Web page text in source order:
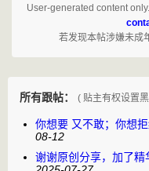
User-generated content
若发现本帖涉嫌未成
所有跟帖： ( 贴主有权设置
你想要 又不敢；你想
08-12
谢谢原创分享，加了精